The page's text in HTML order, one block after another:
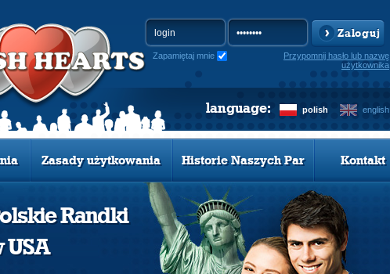
Zaloguj
Zapamiętaj mnie
Przypomnij hasło lub nazwę
użytkownika
polish english
language:
Zasady użytkowania Historie Naszych Par Kontakt
Randki
USA